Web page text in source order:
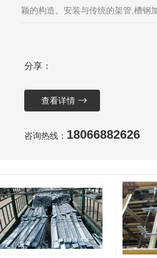
颖的构造。安装与传统的架管,槽钢
分享：
查看详情
咨询热线： 18066882626